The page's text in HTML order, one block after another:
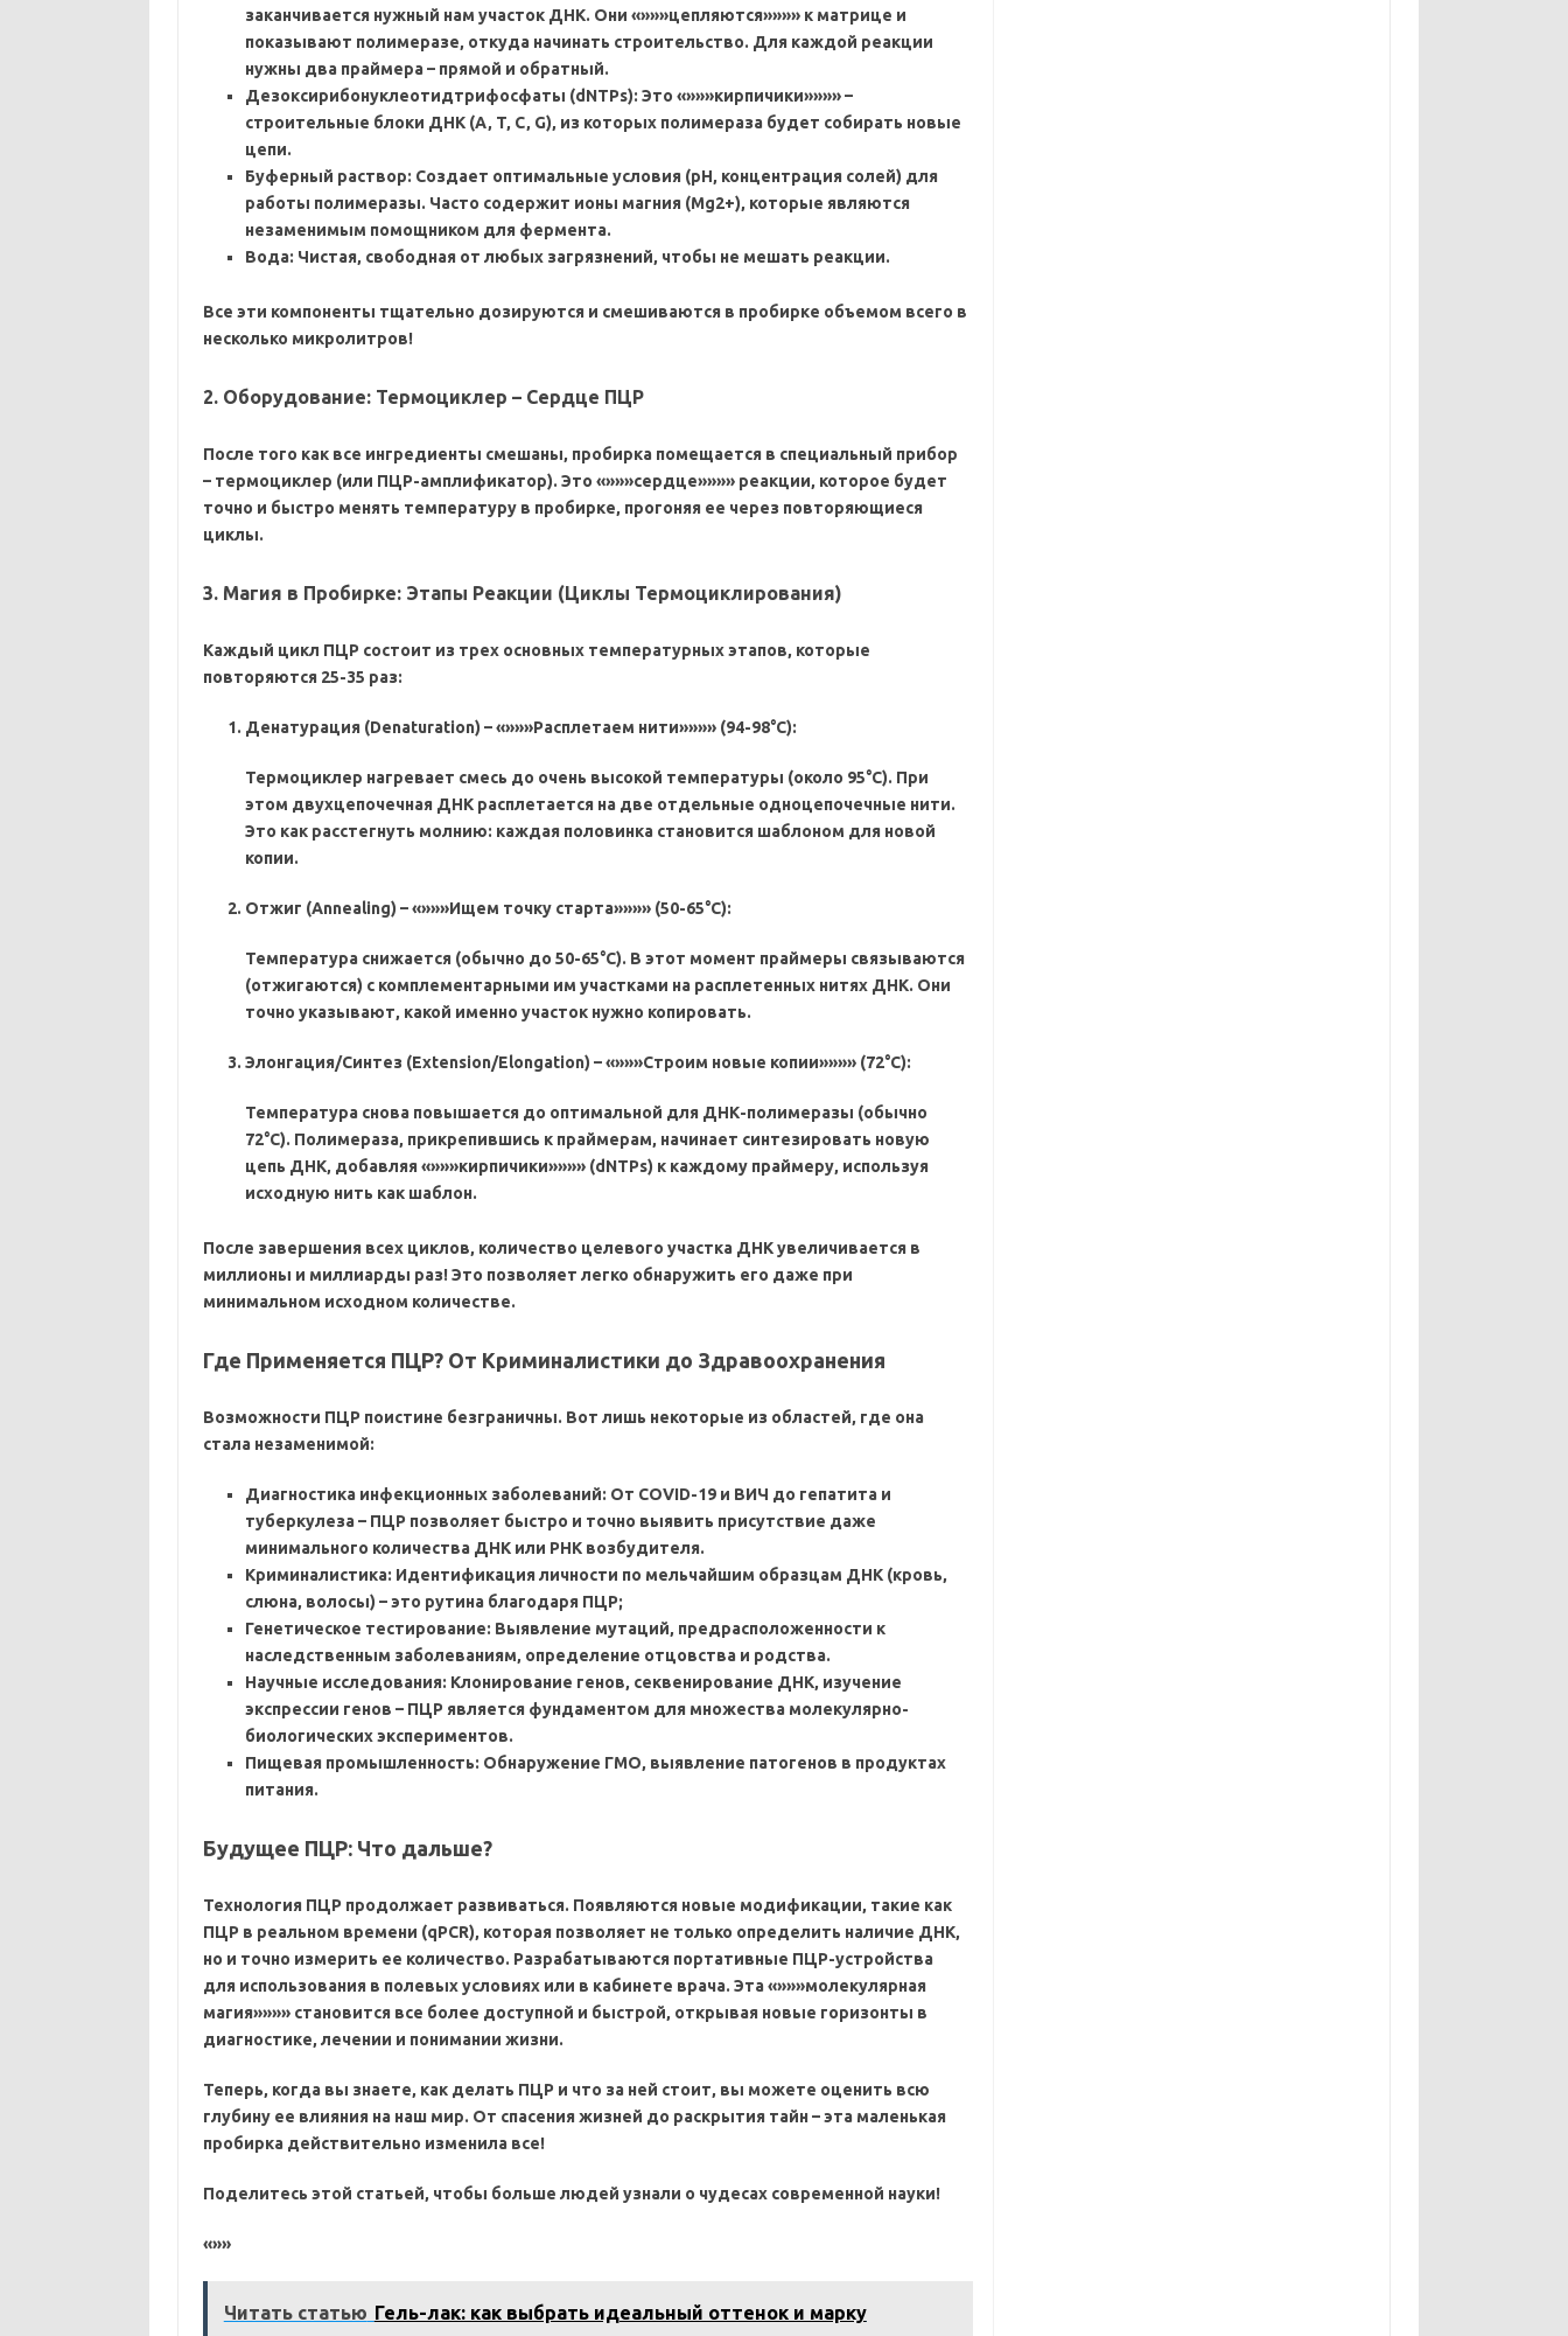
заканчивается нужный нам участок ДНК. Они «»»»цепляются»»»» к матрице и
показывают полимеразе‚ откуда начинать строительство. Для каждой реакции
нужны два праймера – прямой и обратный.
Дезоксирибонуклеотидтрифосфаты (dNTPs): Это «»»»кирпичики»»»» –
строительные блоки ДНК (A‚ T‚ C‚ G)‚ из которых полимераза будет собирать новые
цепи.
Буферный раствор: Создает оптимальные условия (pH‚ концентрация солей) для
работы полимеразы. Часто содержит ионы магния (Mg2+)‚ которые являются
незаменимым помощником для фермента.
Вода: Чистая‚ свободная от любых загрязнений‚ чтобы не мешать реакции.
Все эти компоненты тщательно дозируются и смешиваются в пробирке объемом всего в
несколько микролитров!
2. Оборудование: Термоциклер – Сердце ПЦР
После того как все ингредиенты смешаны‚ пробирка помещается в специальный прибор
– термоциклер (или ПЦР-амплификатор). Это «»»»сердце»»»» реакции‚ которое будет
точно и быстро менять температуру в пробирке‚ прогоняя ее через повторяющиеся
циклы.
3. Магия в Пробирке: Этапы Реакции (Циклы Термоциклирования)
Каждый цикл ПЦР состоит из трех основных температурных этапов‚ которые
повторяются 25-35 раз:
Денатурация (Denaturation) – «»»»Расплетаем нити»»»» (94-98°C):
Термоциклер нагревает смесь до очень высокой температуры (около 95°C). При
этом двухцепочечная ДНК расплетается на две отдельные одноцепочечные нити.
Это как расстегнуть молнию: каждая половинка становится шаблоном для новой
копии.
Отжиг (Annealing) – «»»»Ищем точку старта»»»» (50-65°C):
Температура снижается (обычно до 50-65°C). В этот момент праймеры связываются
(отжигаются) с комплементарными им участками на расплетенных нитях ДНК. Они
точно указывают‚ какой именно участок нужно копировать.
Элонгация/Синтез (Extension/Elongation) – «»»»Строим новые копии»»»» (72°C):
Температура снова повышается до оптимальной для ДНК-полимеразы (обычно
72°C). Полимераза‚ прикрепившись к праймерам‚ начинает синтезировать новую
цепь ДНК‚ добавляя «»»»кирпичики»»»» (dNTPs) к каждому праймеру‚ используя
исходную нить как шаблон.
После завершения всех циклов‚ количество целевого участка ДНК увеличивается в
миллионы и миллиарды раз! Это позволяет легко обнаружить его даже при
минимальном исходном количестве.
Где Применяется ПЦР? От Криминалистики до Здравоохранения
Возможности ПЦР поистине безграничны. Вот лишь некоторые из областей‚ где она
стала незаменимой:
Диагностика инфекционных заболеваний: От COVID-19 и ВИЧ до гепатита и
туберкулеза – ПЦР позволяет быстро и точно выявить присутствие даже
минимального количества ДНК или РНК возбудителя.
Криминалистика: Идентификация личности по мельчайшим образцам ДНК (кровь‚
слюна‚ волосы) – это рутина благодаря ПЦР;
Генетическое тестирование: Выявление мутаций‚ предрасположенности к
наследственным заболеваниям‚ определение отцовства и родства.
Научные исследования: Клонирование генов‚ секвенирование ДНК‚ изучение
экспрессии генов – ПЦР является фундаментом для множества молекулярно-
биологических экспериментов.
Пищевая промышленность: Обнаружение ГМО‚ выявление патогенов в продуктах
питания.
Будущее ПЦР: Что дальше?
Технология ПЦР продолжает развиваться. Появляются новые модификации‚ такие как
ПЦР в реальном времени (qPCR)‚ которая позволяет не только определить наличие ДНК‚
но и точно измерить ее количество. Разрабатываются портативные ПЦР-устройства
для использования в полевых условиях или в кабинете врача. Эта «»»»молекулярная
магия»»»» становится все более доступной и быстрой‚ открывая новые горизонты в
диагностике‚ лечении и понимании жизни.
Теперь‚ когда вы знаете‚ как делать ПЦР и что за ней стоит‚ вы можете оценить всю
глубину ее влияния на наш мир. От спасения жизней до раскрытия тайн – эта маленькая
пробирка действительно изменила все!
Поделитесь этой статьей‚ чтобы больше людей узнали о чудесах современной науки!
«»»
Читать статью Гель-лак: как выбрать идеальный оттенок и марку